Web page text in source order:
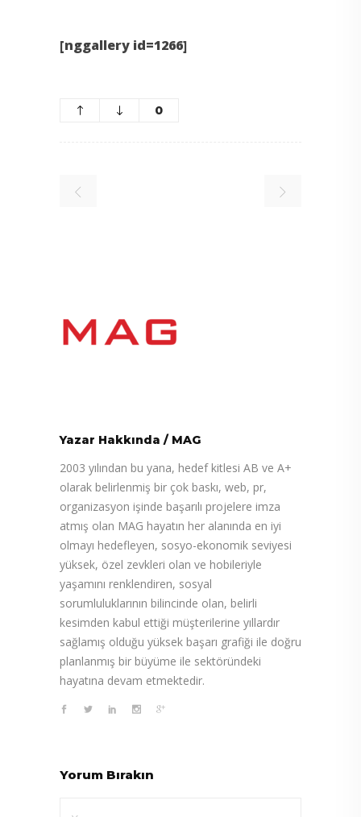
[nggallery id=1266]
0
Yazar Hakkında / MAG
2003 yılından bu yana, hedef kitlesi AB ve A+
olarak belirlenmiş bir çok baskı, web, pr,
organizasyon işinde başarılı projelere imza
atmış olan MAG hayatın her alanında en iyi
olmayı hedefleyen, sosyo-ekonomik seviyesi
yüksek, özel zevkleri olan ve hobileriyle
yaşamını renklendiren, sosyal
sorumluluklarının bilincinde olan, belirli
kesimden kabul ettiği müşterilerine yıllardır
sağlamış olduğu yüksek başarı grafiği ile doğru
planlanmış bir büyüme ile sektöründeki
hayatına devam etmektedir.
Yorum Bırakın